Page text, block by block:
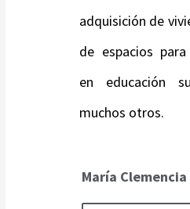
adquisición de
de espacios
en educación
muchos otros.
María Clemencia